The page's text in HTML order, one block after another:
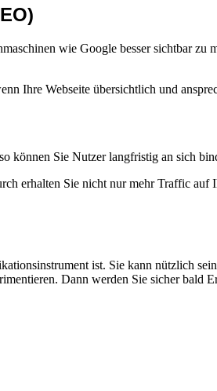
wie Google besser sichtbar
Ihre Webseite übersichtlich und
können Sie Nutzer langfristig an sich
erhalten Sie nicht nur mehr Traffic
ist. Sie kann nützlich
Dann werden Sie sicher bald